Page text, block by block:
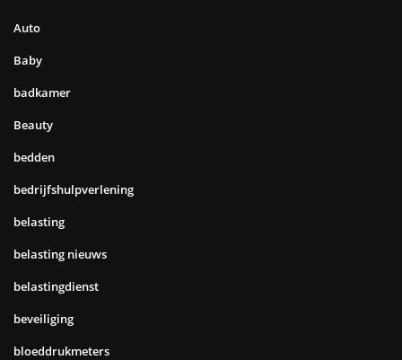
Auto
Baby
badkamer
Beauty
bedden
bedrijfshulpverlening
belasting
belasting nieuws
belastingdienst
beveiliging
bloeddrukmeters